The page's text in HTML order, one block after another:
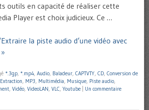
outils en capacité de réaliser cette
Player est choix judicieux. Ce …
la piste audio d’une vidéo avec
*.3gp, *.mp4, Audio, Baladeur, CAPTVTY, CD, Conversion de
Extraction, MP3, Multimédia, Musique, Piste audio,
, Vidéo, VideoLAN, VLC,Youtube Un commentaire